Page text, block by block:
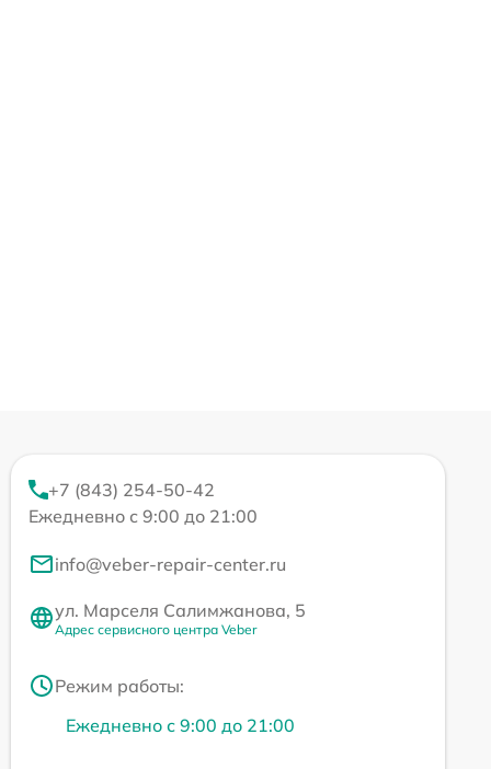
+7 (843) 254-50-42
Ежедневно с 9:00 до 21:00
info@veber-repair-center.ru
ул. Марселя Салимжанова, 5
Адрес сервисного центра Veber
Режим работы:
Ежедневно с 9:00 до 21:00